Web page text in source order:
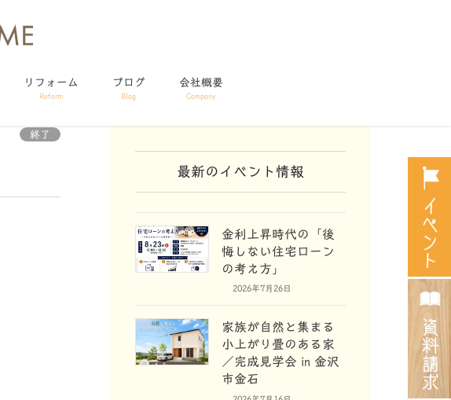
リフォーム
Reform
ブログ
Blog
会社概要
Company
終了
最新のイベント情報
金利上昇時代の「後
悔しない住宅ローン
の考え方」
2026年7月26日
家族が自然と集まる
小上がり畳のある家
／完成見学会 in 金沢
市金石